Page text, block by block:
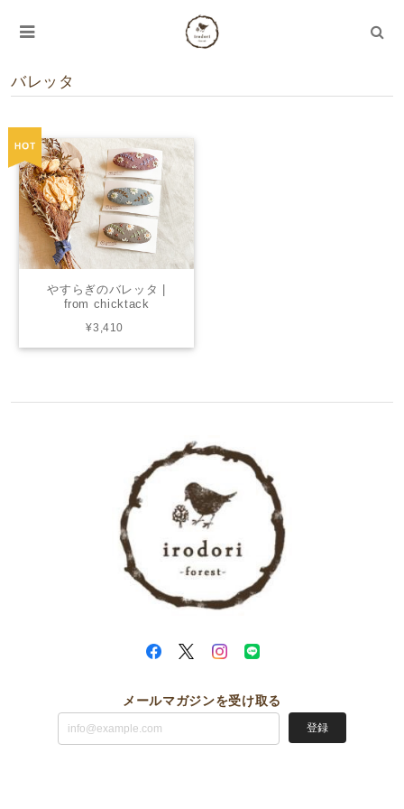
バレッタ
やすらぎのバレッタ |
from chicktack
¥3,410
メールマガジンを受け取る
登録